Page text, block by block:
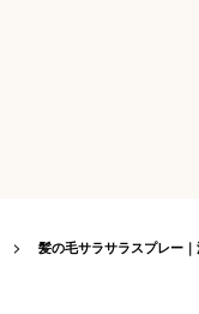
髪の毛サラサラスプレー